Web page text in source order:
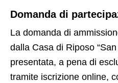
Domanda di
La domanda di
dalla Casa di Riposo
presentata, a pena di
tramite iscrizione online,